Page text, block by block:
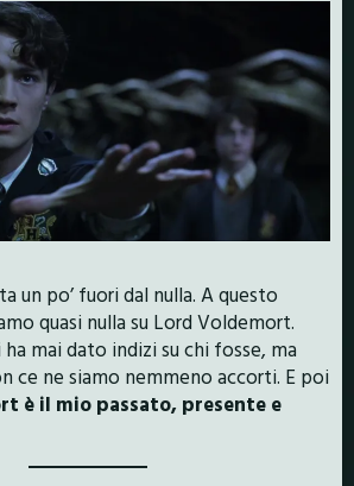
un po’ fuori dal nulla. A questo
quasi nulla su Lord Voldemort.
mai dato indizi su chi fosse, ma
ce ne siamo nemmeno accorti. E poi
è il mio passato, presente e